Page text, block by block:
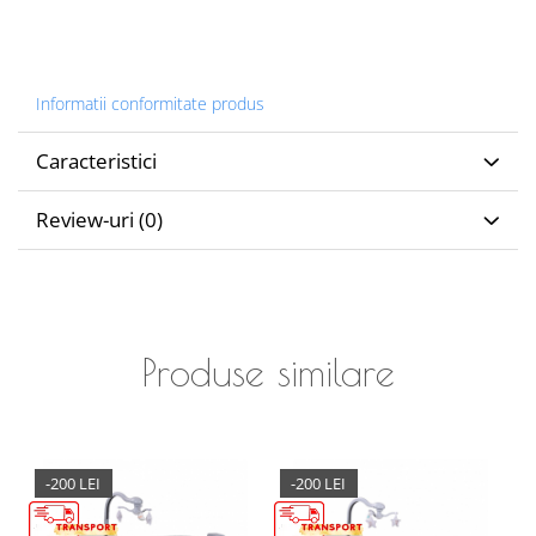
Informatii conformitate produs
Caracteristici
Review-uri (0)
Produse similare
-200 LEI -200 LEI